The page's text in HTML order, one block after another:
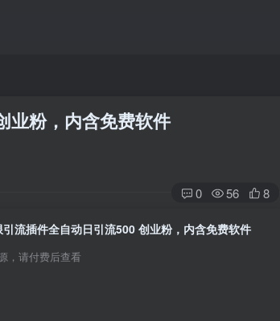
业粉，内含免费软件
0 56 8
流插件全自动日引流500 创业粉，内含免费软件
，请付费后查看